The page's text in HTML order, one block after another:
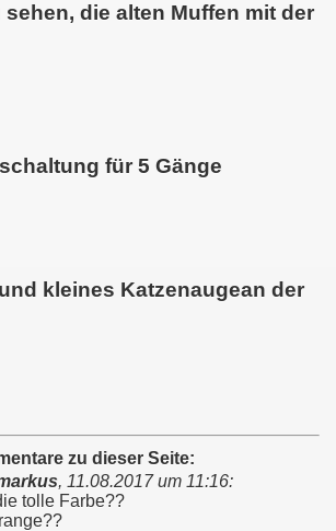
die alten Muffen mit der
für 5 Gänge
kleines Katzenaugean der
zu dieser Seite:
, 11.08.2017 um 11:16:
tolle Farbe??